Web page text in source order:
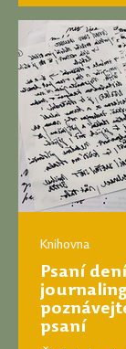
Psaní
psaní
Knihovna